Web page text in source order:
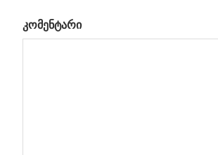
კომენტარი